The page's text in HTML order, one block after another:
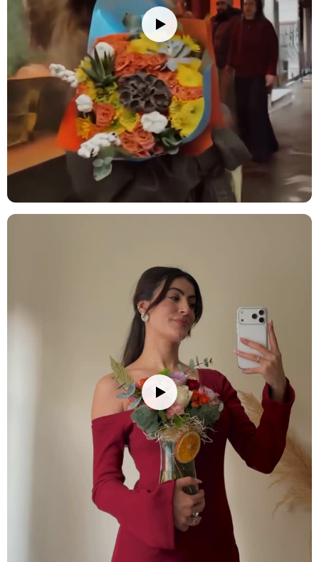
kalacaktır.
Stok durumuna göre ürünlerde ufak değişiklikler olabilir.
Ürün Kodu:
no139